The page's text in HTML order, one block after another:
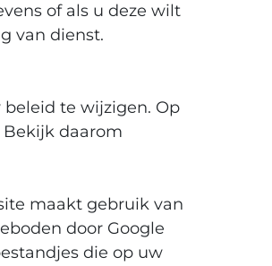
of als u deze wilt
van dienst.
te wijzigen. Op
daarom
maakt gebruik van
door Google
die op uw